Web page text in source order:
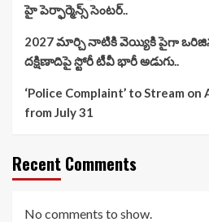
హై పెర్ఫార్మెన్స్ సెంటర్..
2027 మార్చి నాటికి వెయ్యికి పైగా
దక్షిణాదిపై స్టోరీ టీవీ భారీ అడుగు..
‘Police Complaint’ to Stream on
from July 31
Recent Comments
No comments to show.